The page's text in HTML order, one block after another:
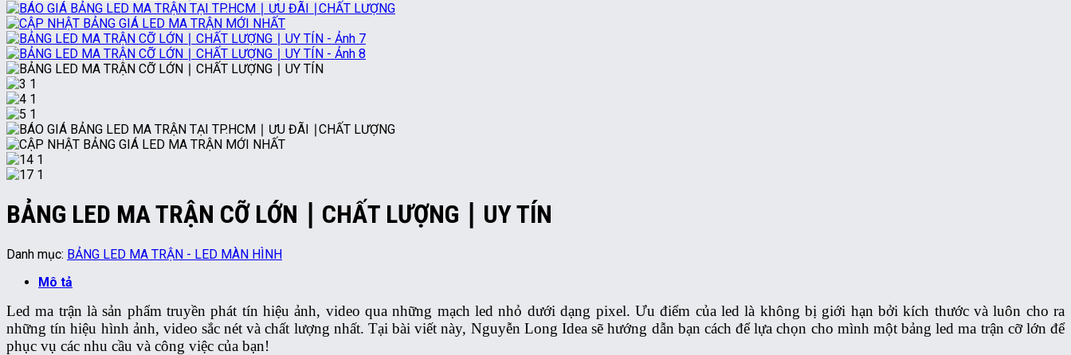
BẢNG LED MA TRẬN CỠ LỚN ∣ CHẤT LƯỢNG ∣ UY TÍN
Danh mục: BẢNG LED MA TRẬN - LED MÀN HÌNH
Mô tả
Led ma trận là sản phẩm truyền phát tín hiệu ảnh, video qua những mạch led nhỏ dưới dạng pixel. Ưu điểm của led là không bị giới hạn bởi kích thước và luôn cho ra
những tín hiệu hình ảnh, video sắc nét và chất lượng nhất. Tại bài viết này, Nguyễn Long Idea sẽ hướng dẫn bạn cách để lựa chọn cho mình một bảng led ma trận cỡ lớn để
phục vụ các nhu cầu và công việc của bạn!